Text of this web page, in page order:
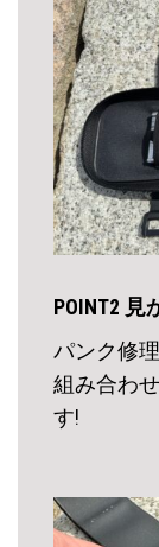
POINT2
パンク修
組み合わ
す!